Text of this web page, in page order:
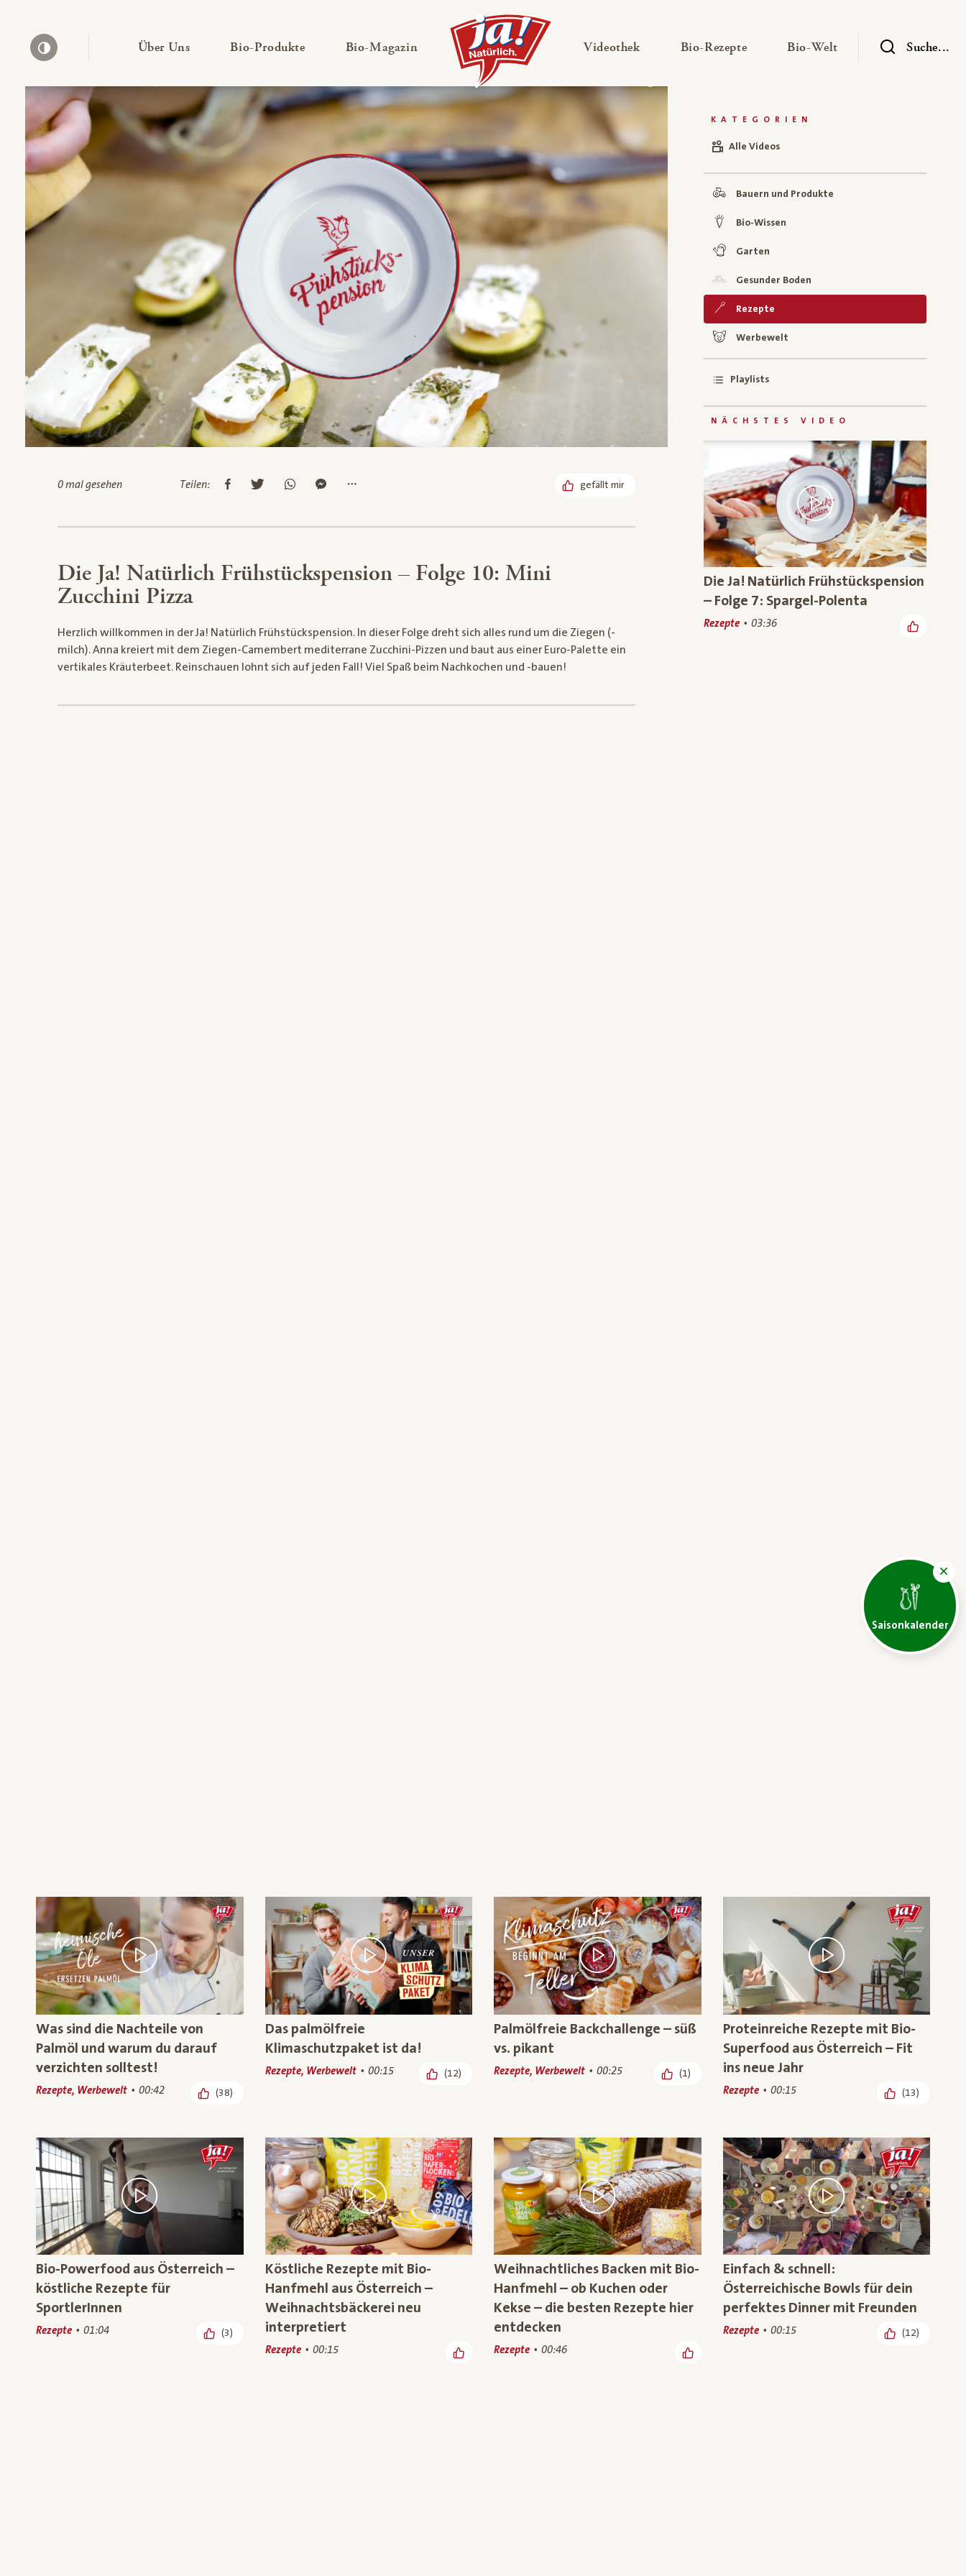
Über Uns— Untermenü ausklappen
Bio-Produkte— Untermenü ausklappen
Bio-Magazin — Untermenü ausklappen Videothek— Untermenü ausklappen
Bio-Rezepte— Untermenü ausklappen
Bio-Welt — UntermenüSuche...
Saisonkalender
Bio-Thek
0 mal gesehen Teilen: gefällt mir
Die Ja! Natürlich Frühstückspension – Folge 10: Mini
Zucchini Pizza
Herzlich willkommen in der Ja! Natürlich Frühstückspension. In dieser Folge dreht sich alles rund um die Ziegen (-
milch). Anna kreiert mit dem Ziegen-Camembert mediterrane Zucchini-Pizzen und baut aus einer Euro-Palette ein
vertikales Kräuterbeet. Reinschauen lohnt sich auf jeden Fall! Viel Spaß beim Nachkochen und -bauen!
KATEGORIEN
Alle Videos
Bauern und Produkte
Bio-Wissen
Garten
Gesunder Boden
Rezepte
Werbewelt
Playlists
NÄCHSTES VIDEO
Die Ja! Natürlich Frühstückspension
– Folge 7: Spargel-Polenta
Rezepte 03:36
Was sind die Nachteile von
Palmöl und warum du darauf
verzichten solltest!
Rezepte, Werbewelt 00:42 (38)
Das palmölfreie
Klimaschutzpaket ist da!
Rezepte, Werbewelt 00:15 (12)
Palmölfreie Backchallenge – süß
vs. pikant
Rezepte, Werbewelt 00:25 (1)
Proteinreiche Rezepte mit Bio-
Superfood aus Österreich – Fit
ins neue Jahr
Rezepte 00:15 (13)
Bio-Powerfood aus Österreich –
köstliche Rezepte für
SportlerInnen
Rezepte 01:04 (3)
Köstliche Rezepte mit Bio-
Hanfmehl aus Österreich –
Weihnachtsbäckerei neu
interpretiert
Rezepte 00:15
Weihnachtliches Backen mit Bio-
Hanfmehl – ob Kuchen oder
Kekse – die besten Rezepte hier
entdecken
Rezepte 00:46
Einfach & schnell:
Österreichische Bowls für dein
perfektes Dinner mit Freunden
Rezepte 00:15 (12)